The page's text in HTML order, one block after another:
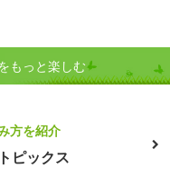
もっと楽しむ
方を紹介
ピックス